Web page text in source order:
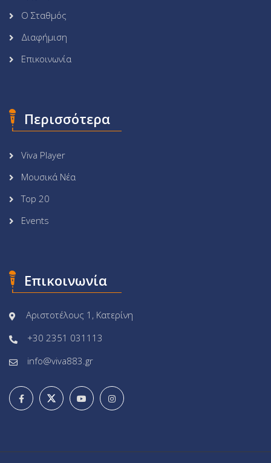
Ο Σταθμός
Διαφήμιση
Επικοινωνία
Περισσότερα
Viva Player
Μουσικά Νέα
Top 20
Events
Επικοινωνία
Αριστοτέλους 1, Κατερίνη
+30 2351 031113
info@viva883.gr